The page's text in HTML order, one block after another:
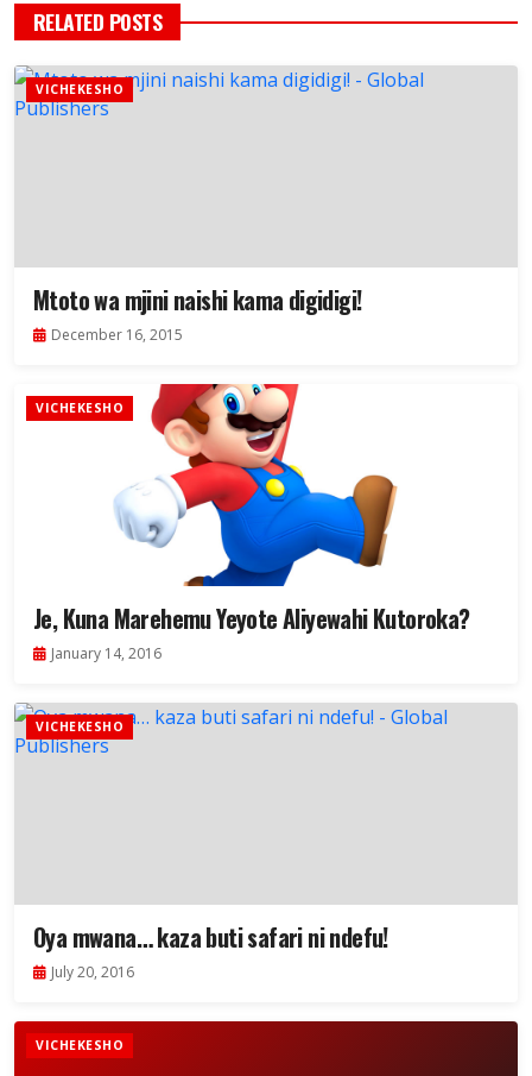
RELATED POSTS
VICHEKESHO
Mtoto wa mjini naishi kama digidigi!
December 16, 2015
VICHEKESHO
Je, Kuna Marehemu Yeyote Aliyewahi Kutoroka?
January 14, 2016
VICHEKESHO
Oya mwana… kaza buti safari ni ndefu!
July 20, 2016
VICHEKESHO